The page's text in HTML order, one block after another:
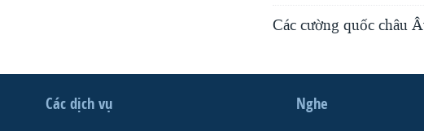
Các cường quốc châu
Các dịch vụ Nghe